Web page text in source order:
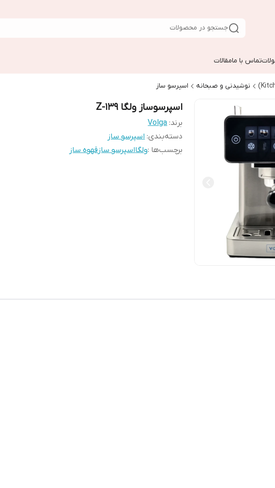
جستجو در محصولات
تماس با مامقالات
نوشیدنی و صبحانه اسپرسو ساز
اسپرسوساز ولگا Z-139
برند: Volga
دسته‌بندی:اسپرسو ساز
برچسب‌ها :ولگااسپرسو سازقهوه ساز